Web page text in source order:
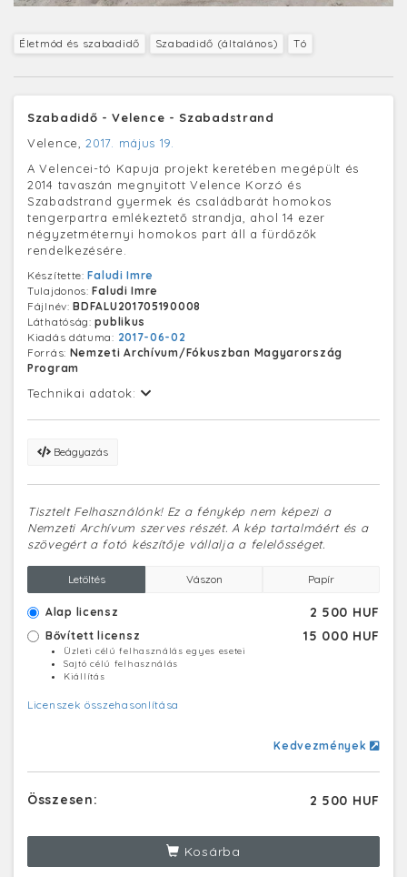
Életmód és szabadidő Szabadidő (általános) Tó
Szabadidő - Velence - Szabadstrand
Velence,2017. május 19.
A Velencei-tó Kapuja projekt keretében megépült és
2014 tavaszán megnyitott Velence Korzó és
Szabadstrand gyermek és családbarát homokos
tengerpartra emlékeztető strandja, ahol 14 ezer
négyzetméternyi homokos part áll a fürdőzők
rendelkezésére.
Készítette:Faludi Imre
Tulajdonos:Faludi Imre
Fájlnév:BDFALU201705190008
Láthatóság:publikus
Kiadás dátuma: 2017-06-02
Forrás: Nemzeti Archívum/Fókuszban Magyarország
Program
Technikai adatok:
Beágyazás
Tisztelt Felhasználónk! Ez a fénykép nem képezi a
Nemzeti Archívum szerves részét. A kép tartalmáért és a
szövegért a fotó készítője vállalja a felelősséget.
Letöltés Vászon Papír
Alap licensz 2 500 HUF
Bővített licensz 15 000 HUF
Üzleti célú felhasználás egyes esetei
Sajtó célú felhasználás
Kiállítás
Licenszek összehasonlítása
Kedvezmények
Összesen: 2 500 HUF
Kosárba